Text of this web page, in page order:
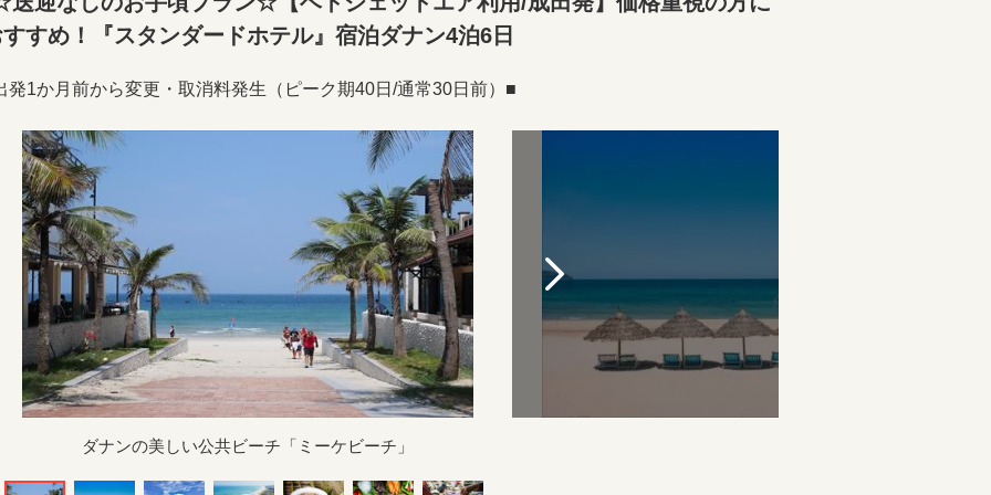
すめ！『スタンダードホテル』宿泊ダナン4泊6日
発1か月前から変更・取消料発生（ピーク期40日/通常30日前）■
ダナンの美しい公共ビーチ「ミーケビーチ」